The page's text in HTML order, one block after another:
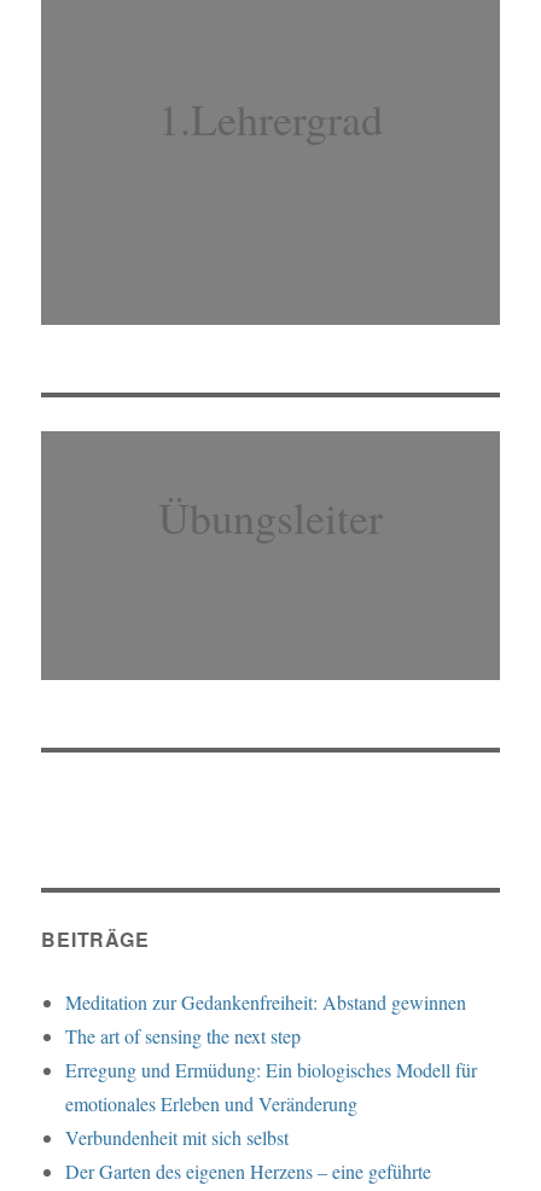
1.Lehrergrad
Übungsleiter
BEITRÄGE
Meditation zur Gedankenfreiheit: Abstand gewinnen
The art of sensing the next step
Erregung und Ermüdung: Ein biologisches Modell für
emotionales Erleben und Veränderung
Verbundenheit mit sich selbst
Der Garten des eigenen Herzens – eine geführte